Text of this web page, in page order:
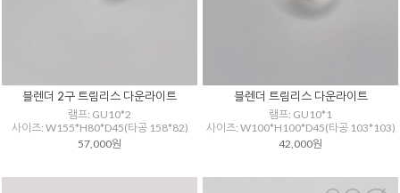
블렌더 2구 트림리스 다운라이트
램프: GU10*2
사이즈: W155*H80*D45(타공 158*82)
57,000원
블렌더 트림리스 다운라이트
램프: GU10*1
사이즈: W100*H100*D45(타공 103*103)
42,000원